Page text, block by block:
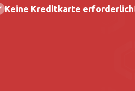
Keine Kreditkarte erforderlich